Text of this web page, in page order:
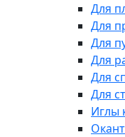
Для
Для
Для
Для
Для
Для